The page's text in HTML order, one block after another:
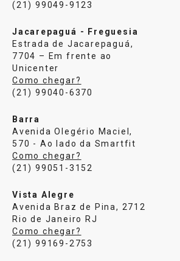
(21) 99049-9123
Jacarepaguá - Freguesia
Estrada de Jacarepaguá,
7704 – Em frente ao
Unicenter
Como chegar?
(21) 99040-6370
Barra
Avenida Olegério Maciel,
570 - Ao lado da Smartfit
Como chegar?
(21) 99051-3152
Vista Alegre
Avenida Braz de Pina, 2712
Rio de Janeiro RJ
Como chegar?
(21) 99169-2753